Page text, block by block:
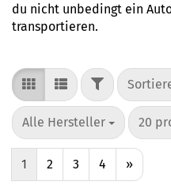
du nicht unbedingt ein
transportieren.
FILTER
Alle Hersteller
pro Seite 20
pro
1 2 3 4 »